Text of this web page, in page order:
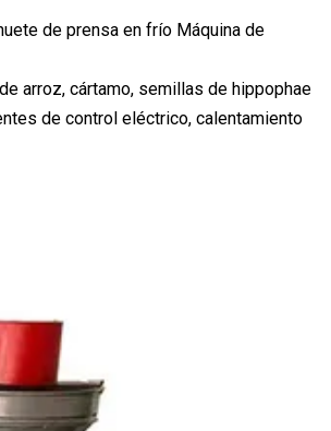
de prensa en frío Máquina de
arroz, cártamo, semillas de hippophae
de control eléctrico, calentamiento